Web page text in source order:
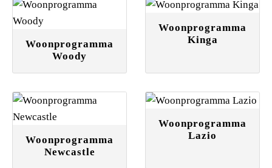
Woonprogramma
Woody
Woonprogramma
Kinga
Woonprogramma
Newcastle
Woonprogramma
Lazio